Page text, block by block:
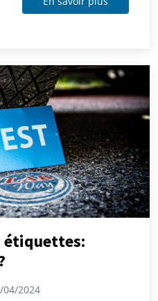
étiquettes:
04/2024